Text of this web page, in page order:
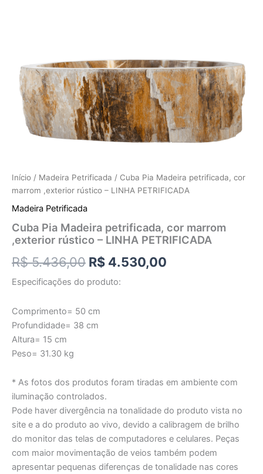
Início / Madeira Petrificada / Cuba Pia Madeira petrificada, cor
marrom ,exterior rústico – LINHA PETRIFICADA
Madeira Petrificada
Cuba Pia Madeira petrificada, cor marrom
,exterior rústico – LINHA PETRIFICADA
R$5.436,00 R$ 4.530,00
Especificações do produto:
Comprimento= 50 cm
Profundidade= 38 cm
Altura= 15 cm
Peso= 31.30 kg
* As fotos dos produtos foram tiradas em ambiente com
iluminação controlados.
Pode haver divergência na tonalidade do produto vista no
site e a do produto ao vivo, devido a calibragem de brilho
do monitor das telas de computadores e celulares. Peças
com maior movimentação de veios também podem
apresentar pequenas diferenças de tonalidade nas cores